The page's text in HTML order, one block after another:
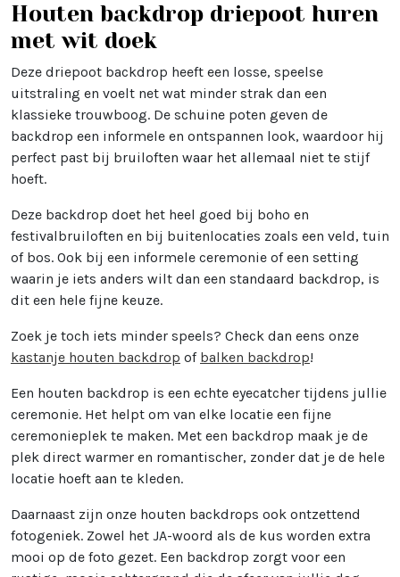
Houten backdrop driepoot huren
met wit doek
Deze driepoot backdrop heeft een losse, speelse
uitstraling en voelt net wat minder strak dan een
klassieke trouwboog. De schuine poten geven de
backdrop een informele en ontspannen look, waardoor hij
perfect past bij bruiloften waar het allemaal niet te stijf
hoeft.
Deze backdrop doet het heel goed bij boho en
festivalbruiloften en bij buitenlocaties zoals een veld, tuin
of bos. Ook bij een informele ceremonie of een setting
waarin je iets anders wilt dan een standaard backdrop, is
dit een hele fijne keuze.
Zoek je toch iets minder speels? Check dan eens onze
kastanje houten backdrop of balken backdrop!
Een houten backdrop is een echte eyecatcher tijdens jullie
ceremonie. Het helpt om van elke locatie een fijne
ceremonieplek te maken. Met een backdrop maak je de
plek direct warmer en romantischer, zonder dat je de hele
locatie hoeft aan te kleden.
Daarnaast zijn onze houten backdrops ook ontzettend
fotogeniek. Zowel het JA-woord als de kus worden extra
mooi op de foto gezet. Een backdrop zorgt voor een